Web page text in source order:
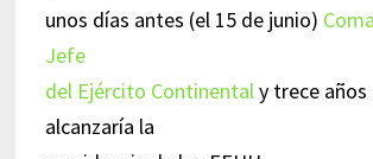
unos días antes (el 15 de junio)
Jefe
del Ejército Continentaly trece años
alcanzaría la